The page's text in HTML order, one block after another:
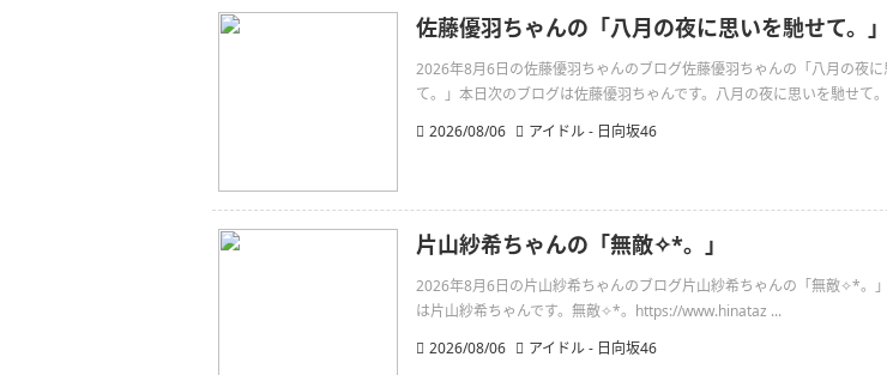
佐藤優羽ちゃんの「八月の夜に思いを馳せて。」
2026年8月6日の佐藤優羽ちゃんのブログ佐藤優羽ちゃんの「八月の夜に
て。」本日次のブログは佐藤優羽ちゃんです。八月の夜に思いを馳せて
2026/08/06
アイドル - 日向坂46
片山紗希ちゃんの「無敵✧︎*。」
2026年8月6日の片山紗希ちゃんのブログ片山紗希ちゃんの「無敵✧︎*。
は片山紗希ちゃんです。無敵✧︎*。https://www.hinataz ...
2026/08/06
アイドル - 日向坂46